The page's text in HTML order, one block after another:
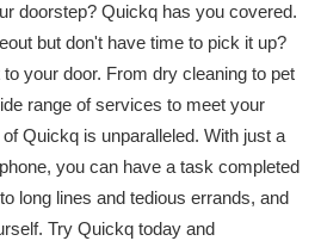
doorstep? Quickq has you covered.
but don't have time to pick it up?
your door. From dry cleaning to pet
range of services to meet your
Quickq is unparalleled. With just a
you can have a task completed
long lines and tedious errands, and
Try Quickq today and